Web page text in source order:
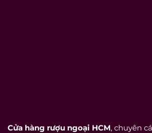
Cửa hàng rượu ngoại HCM, chuyên